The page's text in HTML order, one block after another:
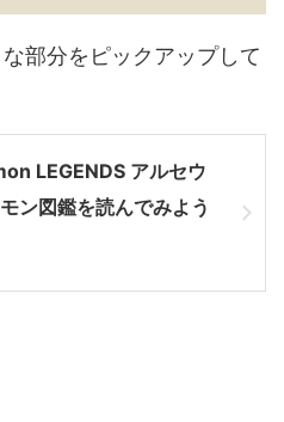
部分をピックアップして
LEGENDS アルセウ
ン図鑑を読んでみよう